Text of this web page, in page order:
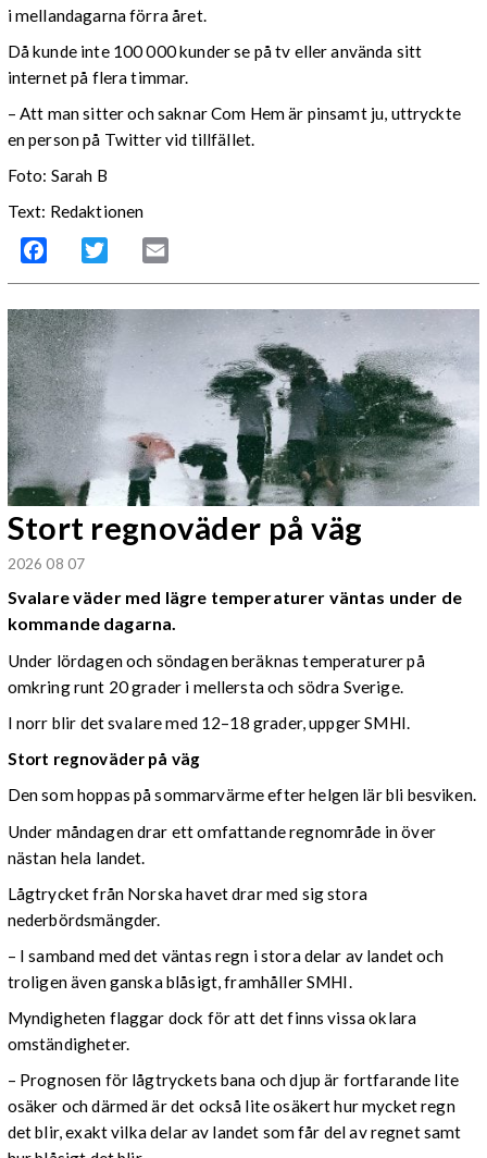
i mellandagarna förra året.
Då kunde inte 100 000 kunder se på tv eller använda sitt
internet på flera timmar.
– Att man sitter och saknar Com Hem är pinsamt ju, uttryckte
en person på Twitter vid tillfället.
Foto: Sarah B
Text: Redaktionen
Facebook Twitter
Stort regnoväder på väg
2026 08 07
Svalare väder med lägre temperaturer väntas under de
kommande dagarna.
Under lördagen och söndagen beräknas temperaturer på
omkring runt 20 grader i mellersta och södra Sverige.
I norr blir det svalare med 12–18 grader, uppger SMHI.
Stort regnoväder på väg
Den som hoppas på sommarvärme efter helgen lär bli besviken.
Under måndagen drar ett omfattande regnområde in över
nästan hela landet.
Lågtrycket från Norska havet drar med sig stora
nederbördsmängder.
– I samband med det väntas regn i stora delar av landet och
troligen även ganska blåsigt, framhåller SMHI.
Myndigheten flaggar dock för att det finns vissa oklara
omständigheter.
– Prognosen för lågtryckets bana och djup är fortfarande lite
osäker och därmed är det också lite osäkert hur mycket regn
det blir, exakt vilka delar av landet som får del av regnet samt